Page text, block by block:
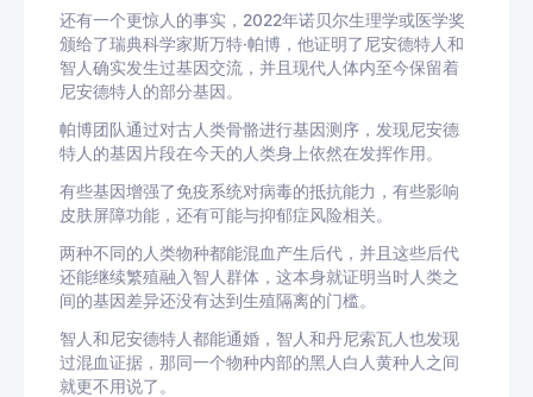
还有一个更惊人的事实，2022年诺贝尔生理学或医学奖
颁给了瑞典科学家斯万特·帕博，他证明了尼安德特人和
智人确实发生过基因交流，并且现代人体内至今保留着
尼安德特人的部分基因。
帕博团队通过对古人类骨骼进行基因测序，发现尼安德
特人的基因片段在今天的人类身上依然在发挥作用。
有些基因增强了免疫系统对病毒的抵抗能力，有些影响
皮肤屏障功能，还有可能与抑郁症风险相关。
两种不同的人类物种都能混血产生后代，并且这些后代
还能继续繁殖融入智人群体，这本身就证明当时人类之
间的基因差异还没有达到生殖隔离的门槛。
智人和尼安德特人都能通婚，智人和丹尼索瓦人也发现
过混血证据，那同一个物种内部的黑人白人黄种人之间
就更不用说了。